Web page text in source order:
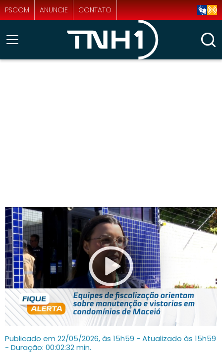
PSCOM ANUNCIE CONTATO
Publicado em 22/05/2026, às 15h59 - Atualizado às 15h59
- Duração: 00:02:32 min.